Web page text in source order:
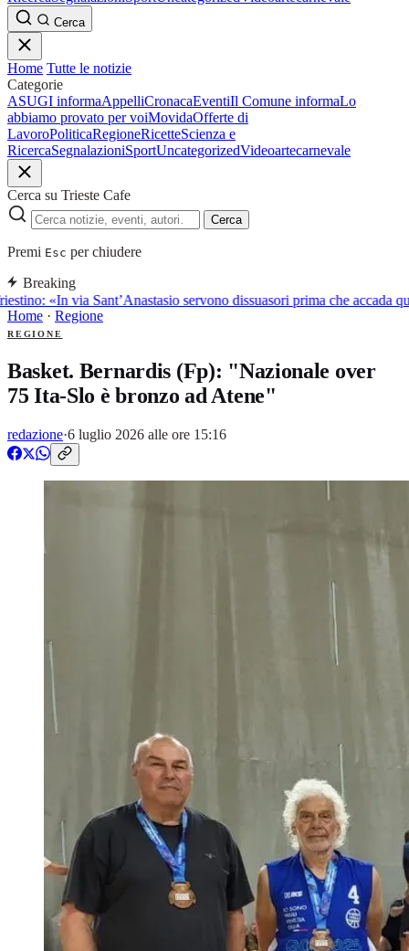
Cerca
Home Tutte le notizie
Categorie
ASUGI informaAppelliCronacaEventiIl Comune informaLo
abbiamo provato per voiMovidaOfferte di
LavoroPoliticaRegioneRicetteScienza e
RicercaSegnalazioniSportUncategorizedVideoartecarnevale
Cerca su Trieste Cafe
Cerca
Premi Esc per chiudere
Breaking
«In via Sant’Anastasio servono dissuasori prima che accada
Home · Regione
REGIONE
Basket. Bernardis (Fp): "Nazionale over
75 Ita-Slo è bronzo ad Atene"
redazione·6 luglio 2026 alle ore 15:16